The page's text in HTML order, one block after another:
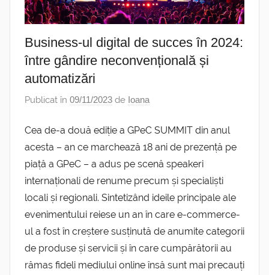
Business-ul digital de succes în 2024:
între gândire neconvențională și
automatizări
Publicat în 09/11/2023 de Ioana
Cea de-a două ediție a GPeC SUMMIT din anul
acesta – an ce marchează 18 ani de prezență pe
piață a GPeC – a adus pe scenă speakeri
internaționali de renume precum și specialiști
locali și regionali. Sintetizând ideile principale ale
evenimentului reiese un an în care e-commerce-
ul a fost în creștere susținută de anumite categorii
de produse și servicii și în care cumpărătorii au
rămas fideli mediului online însă sunt mai precauți